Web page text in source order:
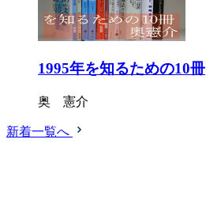
1995年を知るための10冊
奥 憲介
新着一覧へ